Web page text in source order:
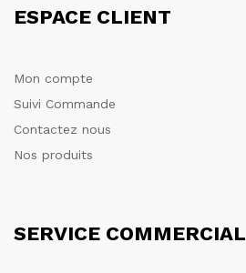
ESPACE CLIENT
Mon compte
Suivi Commande
Contactez nous
Nos produits
SERVICE COMMERCIAL